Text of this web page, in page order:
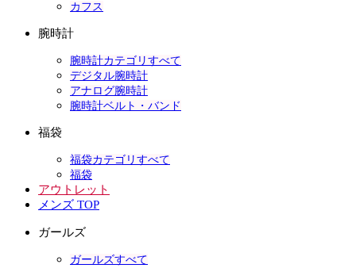
カフス
腕時計
腕時計カテゴリすべて
デジタル腕時計
アナログ腕時計
腕時計ベルト・バンド
福袋
福袋カテゴリすべて
福袋
アウトレット
メンズ TOP
ガールズ
ガールズすべて